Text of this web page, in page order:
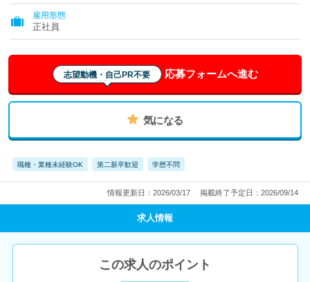
雇用形態
正社員
志望動機・自己PR不要 応募フォームへ進む
気になる
職種・業種未経験OK 第二新卒歓迎 学歴不問
情報更新日：2026/03/17 掲載終了予定日：2026/09/14
求人情報
この求人のポイント